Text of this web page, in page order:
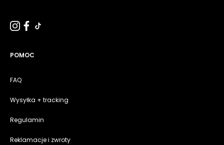
POMOC
FAQ
Wysyłka + tracking
Regulamin
Reklamacje i zwroty